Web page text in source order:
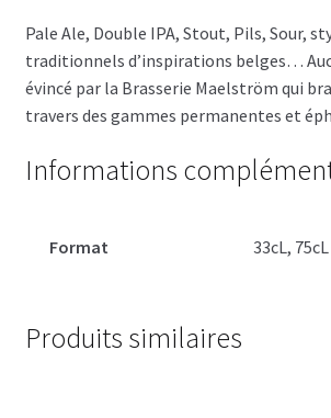
Pale Ale, Double IPA, Stout, Pils, Sour,
traditionnels d’inspirations belges…
évincé par la Brasserie Maelström qui
travers des gammes permanentes et
Informations
Format 33cL, 75cL
Produits similaires